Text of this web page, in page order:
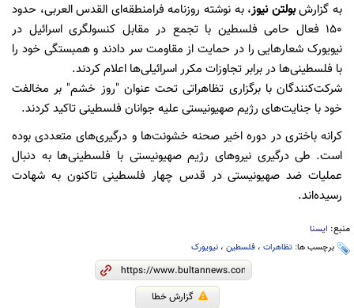
به گزارشبولتن نیوز، به نوشته روزنامه فرامنطقه‌ای القدس العربی، حدود
150 فعال حامی فلسطین با تجمع در مقابل کنسولگری اسرائیل در
نیویورک شعارهایی را در حمایت از مقاومت سر دادند و همبستگی خود را
با فلسطینی‌ها در برابر تجاوزات مکرر اسرائیلی‌ها اعلام کردند.
شرکت‌کنندگان با برگزاری تظاهراتی تحت عنوان "روز خشم" بر مخالفت
خود با جنایت‌های رژیم صهیونیستی علیه جوانان فلسطینی تاکید کردند.
کرانه باختری در دوره اخیر صحنه خشونت‌ها و درگیری‌های متعددی بوده
است. طی درگیری نیروهای رژیم صهیونیستی با فلسطینی‌ها به دنبال
عملیات ضد صهیونیستی در قدس چهار فلسطینی تاکنون به شهادت
رسیده‌اند.
منبع: ایسنا
برچسب ها: تظاهرات ، فلسطین ، نیویورک
گزارش خطا